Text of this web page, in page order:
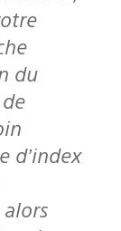
du
d’index
alors